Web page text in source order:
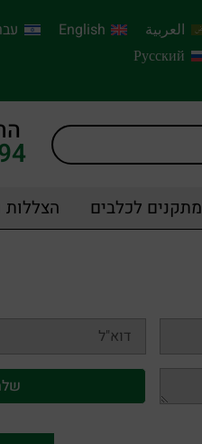
العربية English
Русский
מתקנים לכלבים הצללות